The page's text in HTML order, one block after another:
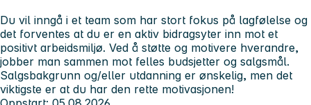
Du vil inngå i et team som har stort fokus på lagfølelse og
det forventes at du er en aktiv bidragsyter inn mot et
positivt arbeidsmiljø. Ved å støtte og motivere hverandre,
jobber man sammen mot felles budsjetter og salgsmål.
Salgsbakgrunn og/eller utdanning er ønskelig, men det
viktigste er at du har den rette motivasjonen!